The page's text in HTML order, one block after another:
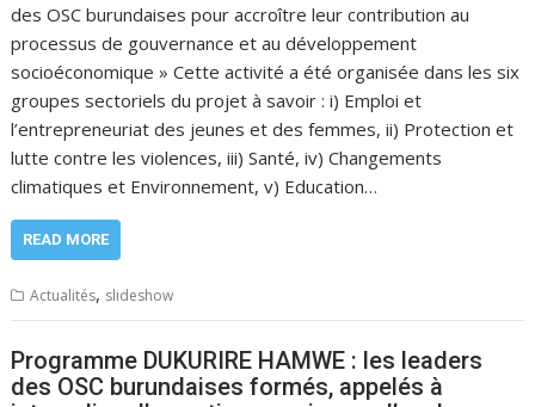
des OSC burundaises pour accroître leur contribution au
processus de gouvernance et au développement
socioéconomique » Cette activité a été organisée dans les six
groupes sectoriels du projet à savoir : i) Emploi et
l’entrepreneuriat des jeunes et des femmes, ii) Protection et
lutte contre les violences, iii) Santé, iv) Changements
climatiques et Environnement, v) Education…
READ MORE
Actualités, slideshow
Programme DUKURIRE HAMWE : les leaders
des OSC burundaises formés, appelés à